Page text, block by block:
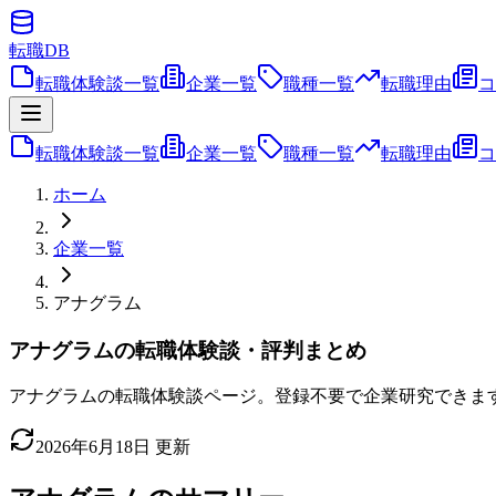
転職DB
転職体験談一覧
企業一覧 職種一覧 転職理由
転職体験談一覧 企業一覧 職種一覧 転職理由
ホーム
企業一覧
アナグラム
アナグラムの転職体験談・評判まとめ
アナグラムの転職体験談ページ。登録不要で企業研究できま
2026年6月18日 更新